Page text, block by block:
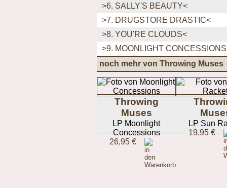
>6. SALLY'S BEAUTY<
>7. DRUGSTORE DRASTIC<
>8. YOU'RE CLOUDS<
>9. MOONLIGHT CONCESSIONS
noch mehr von Throwing Muses
Throwing
Muses
LP Moonlight
Concessions
26,95 €
LP Sun
19,95 €